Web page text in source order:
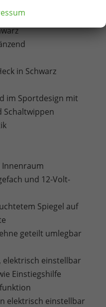
in Schwarz
im Sportdesign mit
und 12-Volt-
Spiegel auf
geteilt umlegbar
elektrisch einstellbar
Einstiegshilfe
elektrisch einstellbar